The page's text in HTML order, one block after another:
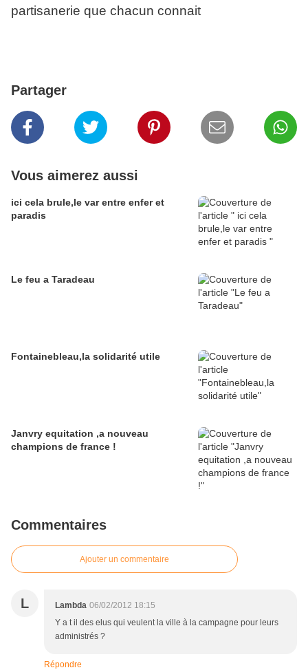
partisanerie que chacun connait
Partager
Vous aimerez aussi
ici cela brule,le var entre enfer et
paradis
Le feu a Taradeau
Fontainebleau,la solidarité utile
Janvry equitation ,a nouveau
champions de france !
Commentaires
Ajouter un commentaire
L Lambda 06/02/2012 18:15
Y a t il des elus qui veulent la ville à la campagne pour leurs
administrés ?
Répondre